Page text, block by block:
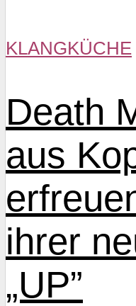
KLANGKÜCHE
Death
aus
ihrer
„UP”